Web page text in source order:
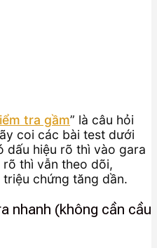
tra gầm” là câu hỏi
coi các bài test dưới
dấu hiệu rõ thì vào gara
thì vẫn theo dõi,
chứng tăng dần.
nhanh (không cần cầu